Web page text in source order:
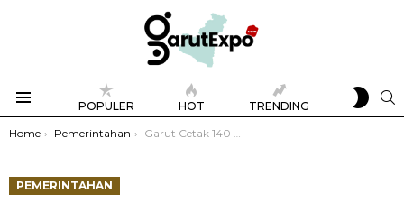
POPULER HOT TRENDING
SKIN
You are here:
Home Pemerintahan Garut Cetak 140 Ton Jagung! Kapolda Jabar Puji, Ada Teknologi Baru yang Siap Ubah Cara Petani Panen
PEMERINTAHAN